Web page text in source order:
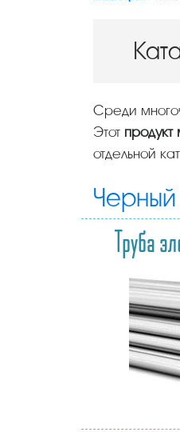
Среди
Этот продукт
отдельной
Труба